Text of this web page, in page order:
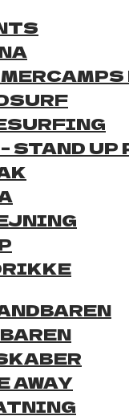
STAND UP
AWAY